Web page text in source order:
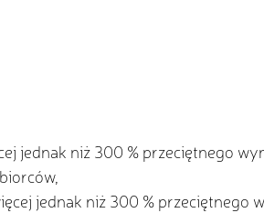
jednak niż 300 % przeciętnego
jednak niż 300 %